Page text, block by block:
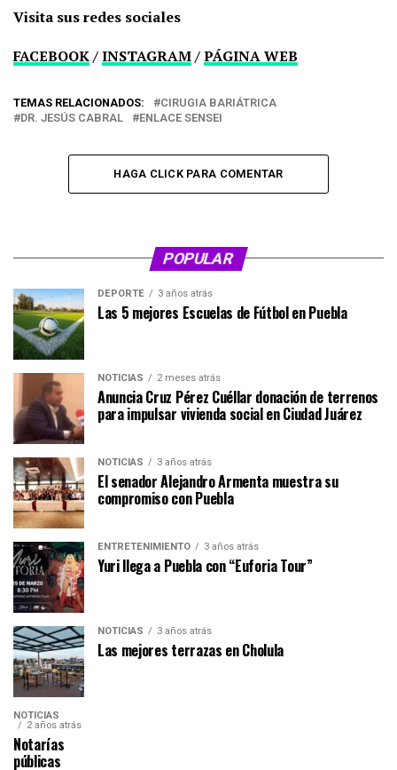
Visita sus redes sociales
FACEBOOK/INSTAGRAM/PÁGINA WEB
TEMAS RELACIONADOS:
CIRUGIA BARIÁTRICA
DR. JESÚS CABRAL
ENLACE SENSEI
HAGA CLICK PARA COMENTAR
POPULAR
DEPORTE 3 años atrás
Las 5 mejores Escuelas de Fútbol en Puebla
NOTICIAS 2 meses atrás
Anuncia Cruz Pérez Cuéllar donación de terrenos
para impulsar vivienda social en Ciudad Juárez
NOTICIAS 3 años atrás
El senador Alejandro Armenta muestra su
compromiso con Puebla
ENTRETENIMIENTO 3 años atrás
Yuri llega a Puebla con “Euforia Tour”
NOTICIAS 3 años atrás
Las mejores terrazas en Cholula
NOTICIAS
2 años atrás
Notarías
públicas